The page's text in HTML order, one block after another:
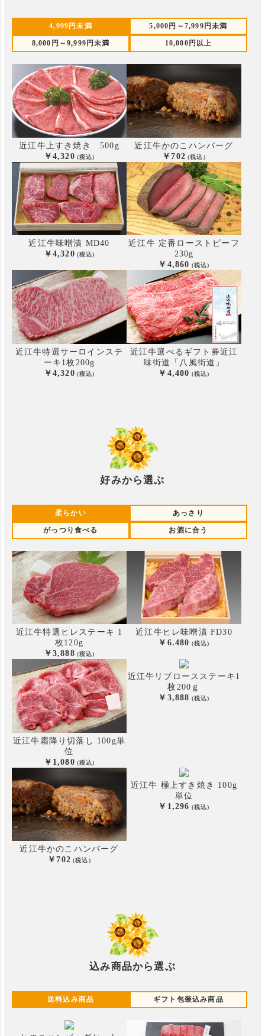
4,999円未満 5,000円～7,999円未満
8,000円～9,999円未満 10,000円以上
近江牛上すき焼き 500g
4,320
近江牛かのこハンバーグ
702
近江牛味噌漬 MD40
4,320
近江牛 定番ローストビーフ
230g
4,860
近江牛特選サーロインステ
ーキ 1枚200g
4,320
近江牛選べるギフト券近江
味街道「八風街道」
4,400
好みから選ぶ
柔らかい あっさり
がっつり食べる お酒に合う
近江牛特選ヒレステーキ 1
枚120g
3,888
近江牛ヒレ味噌漬 FD30
6.480
近江牛霜降り切落し 100g単
位
1,080
近江牛リブロースステーキ 1
枚200ｇ
3,888
近江牛かのこハンバーグ
702
近江牛 極上すき焼き 100g
単位
1,296
込み商品から選ぶ
送料込み商品 ギフト包装込み商品